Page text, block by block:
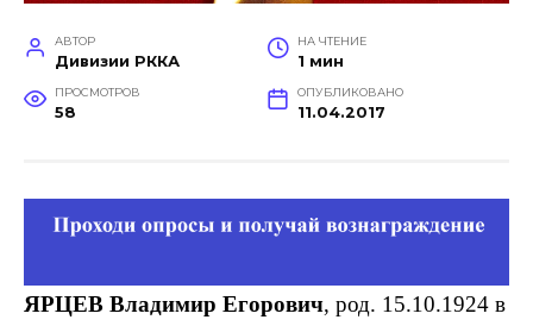
АВТОР
Дивизии РККА
НА ЧТЕНИЕ
1 мин
ПРОСМОТРОВ
58
ОПУБЛИКОВАНО
11.04.2017
ЯРЦЕВ Владимир Егорович, род. 15.10.1924 в